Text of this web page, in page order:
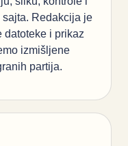
Redakcija je
datoteke i prikaz
izmišljene
partija.